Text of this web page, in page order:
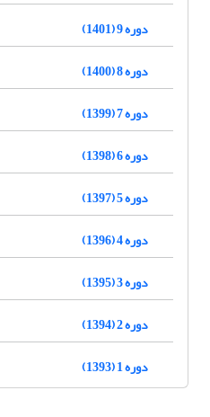
دوره 9 (1401)
دوره 8 (1400)
دوره 7 (1399)
دوره 6 (1398)
دوره 5 (1397)
دوره 4 (1396)
دوره 3 (1395)
دوره 2 (1394)
دوره 1 (1393)